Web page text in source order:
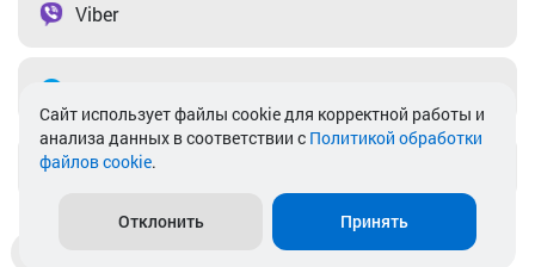
Viber
info@akkamulik.by
Пункты выдачи Магазины
Cайт использует файлы cookie для корректной работы и
анализа данных в соответствии с Политикой обработки
файлов cookie.
Отклонить Принять